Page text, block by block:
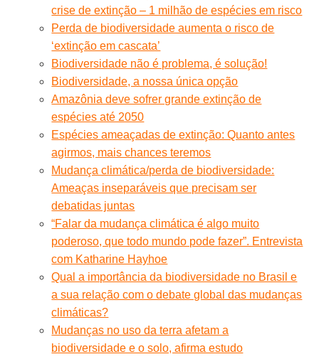
crise de extinção – 1 milhão de espécies em risco
Perda de biodiversidade aumenta o risco de
‘extinção em cascata’
Biodiversidade não é problema, é solução!
Biodiversidade, a nossa única opção
Amazônia deve sofrer grande extinção de
espécies até 2050
Espécies ameaçadas de extinção: Quanto antes
agirmos, mais chances teremos
Mudança climática/perda de biodiversidade:
Ameaças inseparáveis que precisam ser
debatidas juntas
“Falar da mudança climática é algo muito
poderoso, que todo mundo pode fazer”. Entrevista
com Katharine Hayhoe
Qual a importância da biodiversidade no Brasil e
a sua relação com o debate global das mudanças
climáticas?
Mudanças no uso da terra afetam a
biodiversidade e o solo, afirma estudo